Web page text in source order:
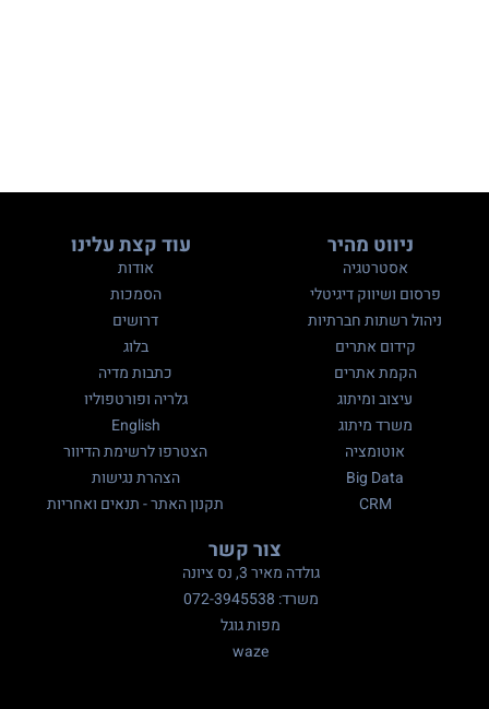
ניווט מהיר
אסטרטגיה
פרסום ושיווק דיגיטלי
ניהול רשתות חברתיות
קידום אתרים
הקמת אתרים
עיצוב ומיתוג
משרד מיתוג
אוטומציה
Big Data
CRM
עוד קצת עלינו
אודות
הסמכות
דרושים
בלוג
כתבות מדיה
גלריה ופורטפוליו
English
הצטרפו לרשימת הדיוור
הצהרת נגישות
תקנון האתר - תנאים ואחריות
צור קשר
גולדה מאיר 3, נס ציונה
משרד: 072-3945538
מפות גוגל
waze